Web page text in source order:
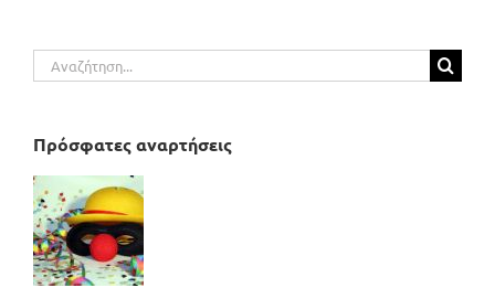
Αναζήτηση
για:
Πρόσφατες αναρτήσεις